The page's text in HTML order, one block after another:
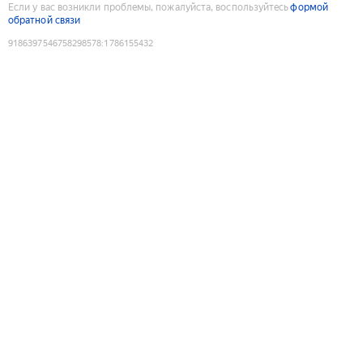
Если у вас возникли проблемы, пожалуйста, воспользуйтесьформой
обратной связи
9186397546758298578:1786155432